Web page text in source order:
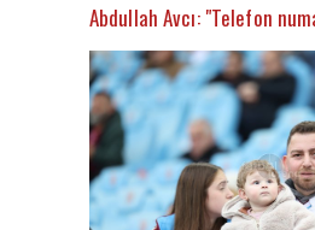
Abdullah Avcı: "Telefon